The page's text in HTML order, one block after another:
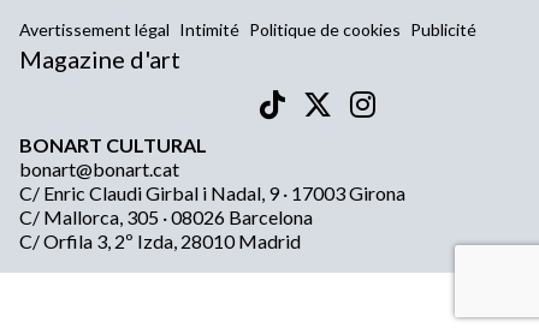
Avertissement légal Intimité Politique de cookies Publicité
Magazine d'art
BONART CULTURAL
bonart@bonart.cat
C/ Enric Claudi Girbal i Nadal, 9 · 17003 Girona
C/ Mallorca, 305 · 08026 Barcelona
C/ Orfila 3, 2º Izda, 28010 Madrid